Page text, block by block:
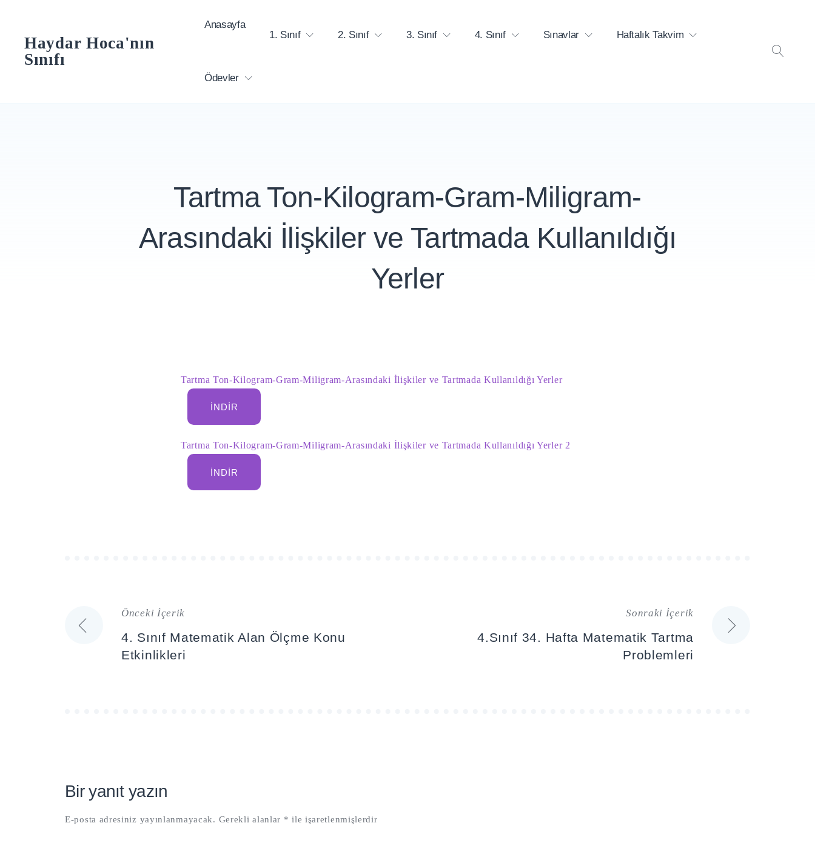
contentHaydar Hoca'nın
Sınıfı
Anasayfa
1. Sınıf
2. Sınıf 3. Sınıf 4. Sınıf Sınavlar Haftalık Takvim
Ödevler
Tartma Ton-Kilogram-Gram-Miligram-
Arasındaki İlişkiler ve Tartmada Kullanıldığı
Yerler
Tartma Ton-Kilogram-Gram-Miligram-Arasındaki İlişkiler ve Tartmada Kullanıldığı Yerler
İNDIR
Tartma Ton-Kilogram-Gram-Miligram-Arasındaki İlişkiler ve Tartmada Kullanıldığı Yerler 2
İNDIR
Yazı
gezinmesi
Önceki İçerik
4. Sınıf Matematik Alan Ölçme Konu
Etkinlikleri
Sonraki İçerik
4.Sınıf 34. Hafta Matematik Tartma
Problemleri
Bir yanıt yazın
E-posta adresiniz yayınlanmayacak. Gerekli alanlar * ile işaretlenmişlerdir